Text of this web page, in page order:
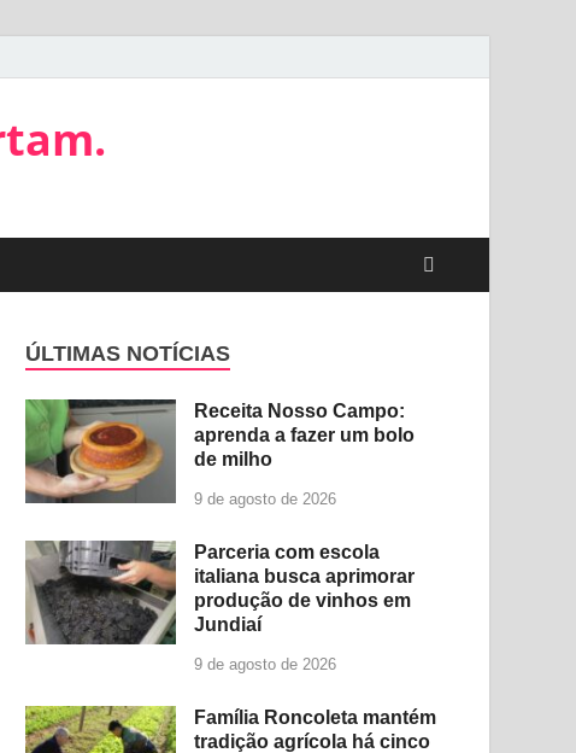
ÚLTIMAS NOTÍCIAS
Receita Nosso Campo:
aprenda a fazer um bolo
de milho
9 de agosto de 2026
Parceria com escola
italiana busca aprimorar
produção de vinhos em
Jundiaí
9 de agosto de 2026
Família Roncoleta mantém
tradição agrícola há cinco